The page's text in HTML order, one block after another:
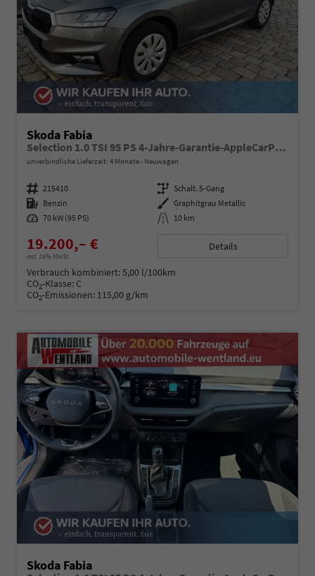
Skoda Fabia
Selection 1.0 TSI 95 PS 4-Jahre-Garantie-AppleCarPlay-AndroidAuto-LED-PDC-Sitzheizung-DAB-Klima
unverbindliche Lieferzeit: 4 Monate Neuwagen
Fahrzeugnummer 215410 Getriebe Schalt. 5-Gang
Kraftstoff Benzin Außenfarbe Graphitgrau Metallic
Leistung 70 kW (95 PS) Kilometerstand 10 km
19.200,– €
incl. 19% MwSt.
Details
Verbrauch kombiniert:5,00 l/100km
CO2-Klasse: C
CO2-Emissionen: 115,00 g/km
Skoda Fabia